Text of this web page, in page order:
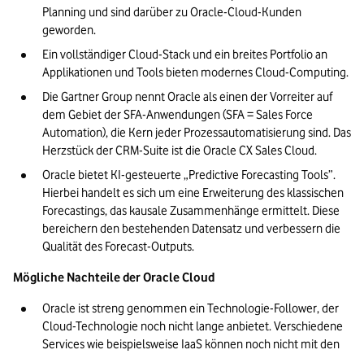
Planning und sind darüber zu Oracle-Cloud-Kunden
geworden.
Ein vollständiger Cloud-Stack und ein breites Portfolio an
Applikationen und Tools bieten modernes Cloud-Computing.
Die Gartner Group nennt Oracle als einen der Vorreiter auf
dem Gebiet der SFA-Anwendungen (SFA = Sales Force
Automation), die Kern jeder Prozessautomatisierung sind. Das
Herzstück der CRM-Suite ist die Oracle CX Sales Cloud.
Oracle bietet KI-gesteuerte „Predictive Forecasting Tools”.
Hierbei handelt es sich um eine Erweiterung des klassischen
Forecastings, das kausale Zusammenhänge ermittelt. Diese
bereichern den bestehenden Datensatz und verbessern die
Qualität des Forecast-Outputs.
Mögliche Nachteile der Oracle Cloud
Oracle ist streng genommen ein Technologie-Follower, der
Cloud-Technologie noch nicht lange anbietet. Verschiedene
Services wie beispielsweise IaaS können noch nicht mit den